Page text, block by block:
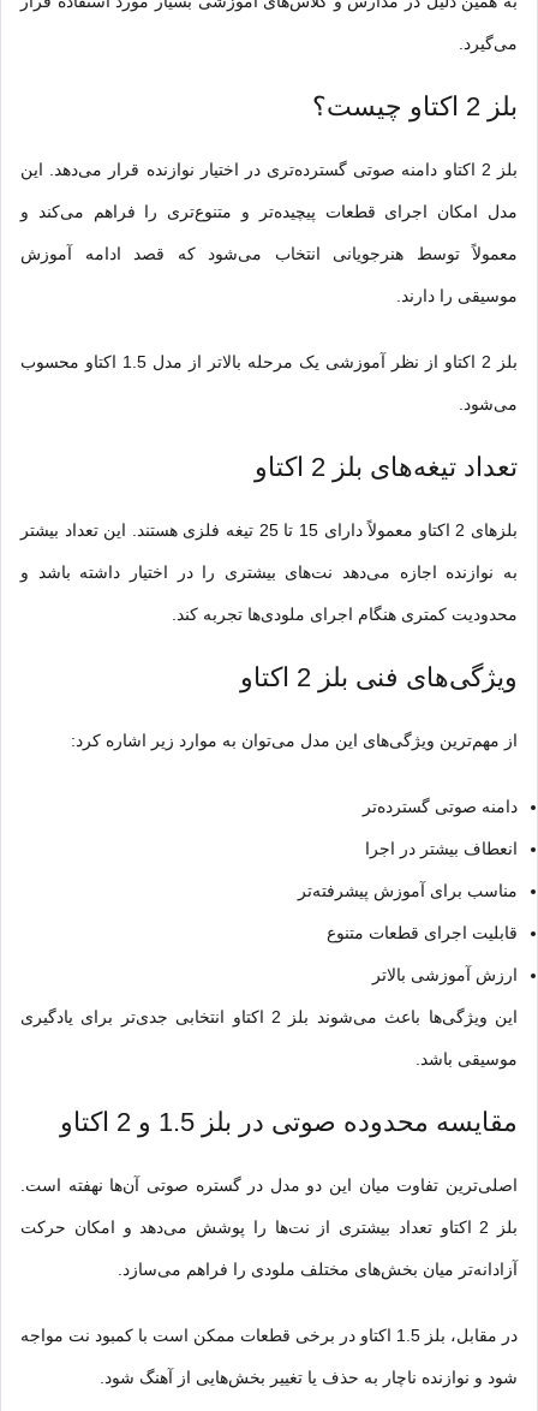
می‌گیرد.
بلز 2 اکتاو چیست؟
بلز 2 اکتاو دامنه صوتی گسترده‌تری در اختیار نوازنده قرار می‌دهد. این
مدل امکان اجرای قطعات پیچیده‌تر و متنوع‌تری را فراهم می‌کند و
معمولاً توسط هنرجویانی انتخاب می‌شود که قصد ادامه آموزش
موسیقی را دارند.
بلز 2 اکتاو از نظر آموزشی یک مرحله بالاتر از مدل 1.5 اکتاو محسوب
می‌شود.
تعداد تیغه‌های بلز 2 اکتاو
بلزهای 2 اکتاو معمولاً دارای 15 تا 25 تیغه فلزی هستند. این تعداد بیشتر
به نوازنده اجازه می‌دهد نت‌های بیشتری را در اختیار داشته باشد و
محدودیت کمتری هنگام اجرای ملودی‌ها تجربه کند.
ویژگی‌های فنی بلز 2 اکتاو
از مهم‌ترین ویژگی‌های این مدل می‌توان به موارد زیر اشاره کرد:
دامنه صوتی گسترده‌تر
انعطاف بیشتر در اجرا
مناسب برای آموزش پیشرفته‌تر
قابلیت اجرای قطعات متنوع
ارزش آموزشی بالاتر
این ویژگی‌ها باعث می‌شوند بلز 2 اکتاو انتخابی جدی‌تر برای یادگیری
موسیقی باشد.
مقایسه محدوده صوتی در بلز 1.5 و 2 اکتاو
اصلی‌ترین تفاوت میان این دو مدل در گستره صوتی آن‌ها نهفته است.
بلز 2 اکتاو تعداد بیشتری از نت‌ها را پوشش می‌دهد و امکان حرکت
آزادانه‌تر میان بخش‌های مختلف ملودی را فراهم می‌سازد.
در مقابل، بلز 1.5 اکتاو در برخی قطعات ممکن است با کمبود نت مواجه
شود و نوازنده ناچار به حذف یا تغییر بخش‌هایی از آهنگ شود.